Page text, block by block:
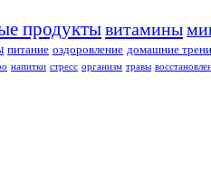
продуктывитамины
питание оздоровление домашние
напитки стресс организм травы